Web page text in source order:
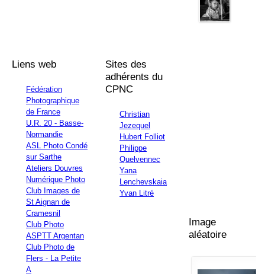
Liens web
Fédération
Photographique
de France
U.R. 20 - Basse-
Normandie
ASL Photo Condé
sur Sarthe
Ateliers Douvres
Numérique Photo
Club Images de
St Aignan de
Cramesnil
Club Photo
ASPTT Argentan
Club Photo de
Flers - La Petite
A
Sites des
adhérents du
CPNC
Christian
Jezequel
Hubert Folliot
Philippe
Quelvennec
Yana
Lenchevskaia
Yvan Litré
Image
aléatoire